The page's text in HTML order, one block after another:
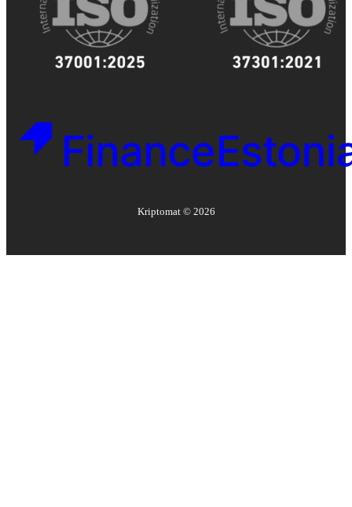
Kriptomat © 2026